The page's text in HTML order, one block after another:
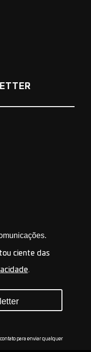
ciente das
.
para enviar qualquer